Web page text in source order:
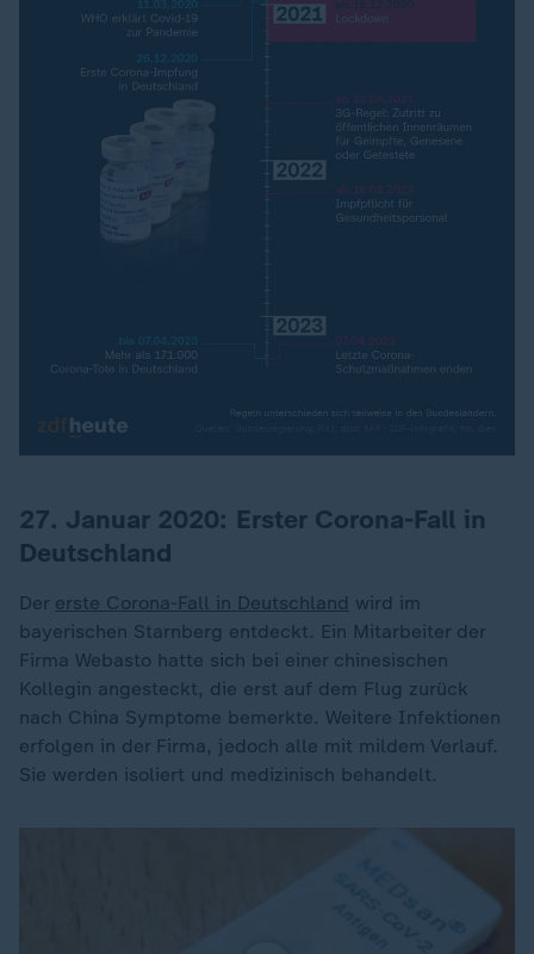
27. Januar 2020: Erster Corona-Fall in
Deutschland
Der erste Corona-Fall in Deutschland wird im
bayerischen Starnberg entdeckt. Ein Mitarbeiter der
Firma Webasto hatte sich bei einer chinesischen
Kollegin angesteckt, die erst auf dem Flug zurück
nach China Symptome bemerkte. Weitere Infektionen
erfolgen in der Firma, jedoch alle mit mildem Verlauf.
Sie werden isoliert und medizinisch behandelt.